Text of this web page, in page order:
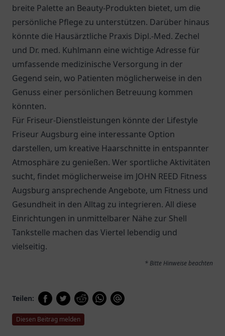
breite Palette an Beauty-Produkten bietet, um die
persönliche Pflege zu unterstützen. Darüber hinaus
könnte die Hausärztliche Praxis Dipl.-Med. Zechel
und Dr. med. Kuhlmann eine wichtige Adresse für
umfassende medizinische Versorgung in der
Gegend sein, wo Patienten möglicherweise in den
Genuss einer persönlichen Betreuung kommen
könnten.
Für Friseur-Dienstleistungen könnte der Lifestyle
Friseur Augsburg eine interessante Option
darstellen, um kreative Haarschnitte in entspannter
Atmosphäre zu genießen. Wer sportliche Aktivitäten
sucht, findet möglicherweise im JOHN REED Fitness
Augsburg ansprechende Angebote, um Fitness und
Gesundheit in den Alltag zu integrieren. All diese
Einrichtungen in unmittelbarer Nähe zur Shell
Tankstelle machen das Viertel lebendig und
vielseitig.
* Bitte Hinweise beachten
Teilen:
Diesen Beitrag melden